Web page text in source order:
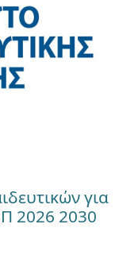
για
2026 2030